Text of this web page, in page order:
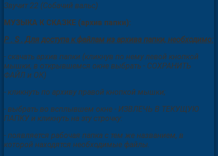
Звучит 22 (Собачий вальс)
МУЗЫКА К СКАЗКЕ (архив папки):
P . S . Для доступа к файлам из архива папки, необходимо:
- скачать архив папки (кликнув по нему левой кнопкой
мышки, в открывшемся окне выбрать - СОХРАНИТЬ
ФАЙЛ и ОК)
- кликнуть по архиву правой кнопкой мышки;
- выбрать во всплывшем окне - ИЗВЛЕЧЬ В ТЕКУЩУЮ
ПАПКУ и кликнуть на эту строчку:
- появляется рабочая папка с тем же названием, в
которой находятся необходимые файлы.